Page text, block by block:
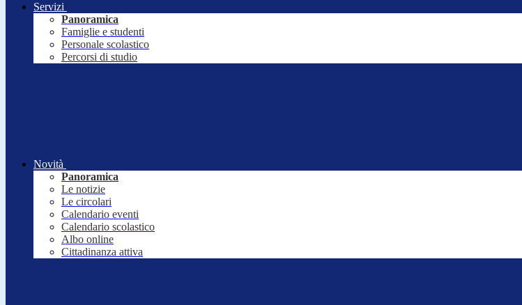
Servizi
Panoramica
Famiglie e studenti
Personale scolastico
Percorsi di studio
Novità
Panoramica
Le notizie
Le circolari
Calendario eventi
Calendario scolastico
Albo online
Cittadinanza attiva